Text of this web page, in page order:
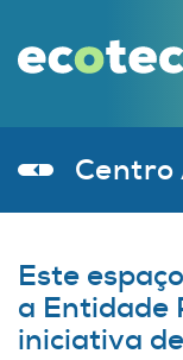
Centro
Este
a Entidade
iniciativa